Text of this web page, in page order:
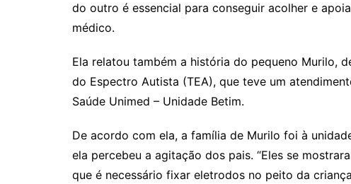
do outro é essencial para conseguir acolher e
médico.
Ela relatou também a história do pequeno Murilo,
do Espectro Autista (TEA), que teve um
Saúde Unimed – Unidade Betim.
De acordo com ela, a família de Murilo foi à
ela percebeu a agitação dos pais. “Eles se
que é necessário fixar eletrodos no peito da